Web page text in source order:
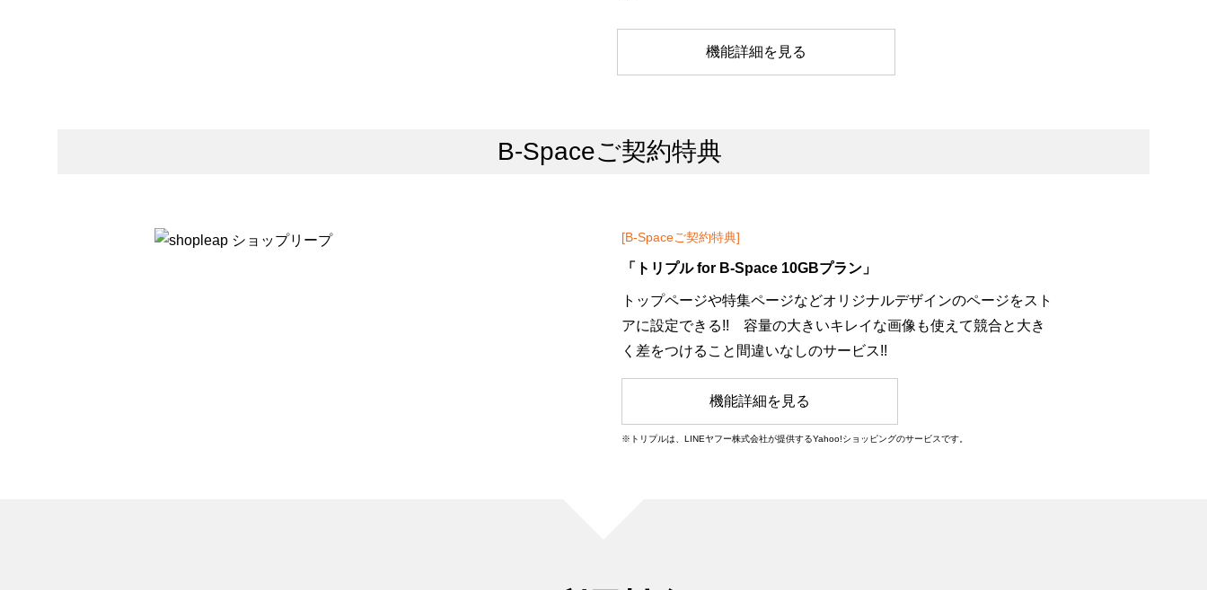
機能詳細を見る
B-Spaceご契約特典
[B-Spaceご契約特典]
「トリプル for B-Space 10GBプラン」
トップページや特集ページなどオリジナルデザインのページをスト
アに設定できる!! 容量の大きいキレイな画像も使えて競合と大き
く差をつけること間違いなしのサービス!!
機能詳細を見る
※トリプルは、LINEヤフー株式会社が提供するYahoo!ショッピングのサービスです。